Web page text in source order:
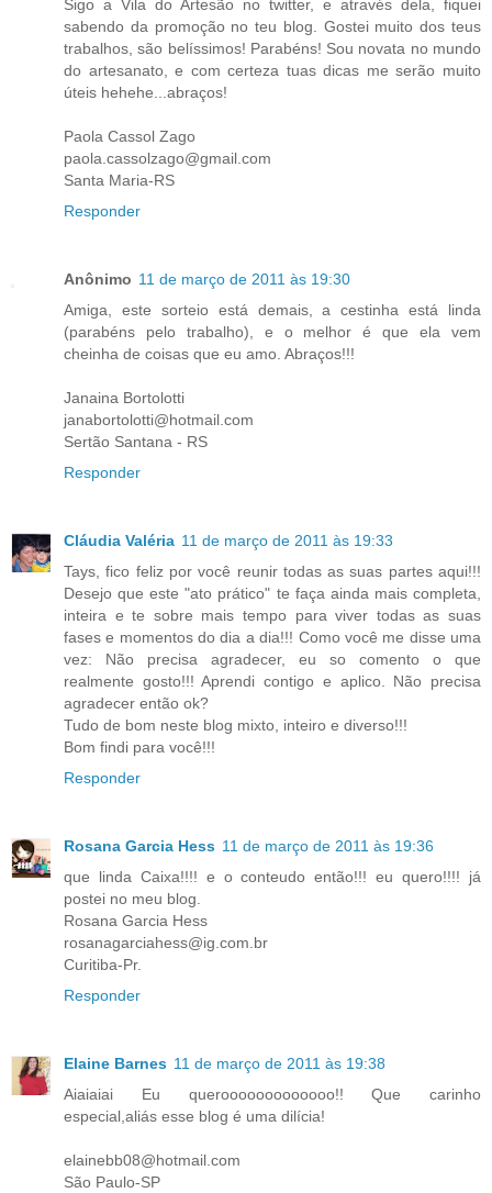
Sigo a Vila do Artesão no twitter, e através dela, fiquei
sabendo da promoção no teu blog. Gostei muito dos teus
trabalhos, são belíssimos! Parabéns! Sou novata no mundo
do artesanato, e com certeza tuas dicas me serão muito
úteis hehehe...abraços!
Paola Cassol Zago
paola.cassolzago@gmail.com
Santa Maria-RS
Responder
Anônimo 11 de março de 2011 às 19:30
Amiga, este sorteio está demais, a cestinha está linda
(parabéns pelo trabalho), e o melhor é que ela vem
cheinha de coisas que eu amo. Abraços!!!
Janaina Bortolotti
janabortolotti@hotmail.com
Sertão Santana - RS
Responder
Cláudia Valéria 11 de março de 2011 às 19:33
Tays, fico feliz por você reunir todas as suas partes aqui!!!
Desejo que este "ato prático" te faça ainda mais completa,
inteira e te sobre mais tempo para viver todas as suas
fases e momentos do dia a dia!!! Como você me disse uma
vez: Não precisa agradecer, eu so comento o que
realmente gosto!!! Aprendi contigo e aplico. Não precisa
agradecer então ok?
Tudo de bom neste blog mixto, inteiro e diverso!!!
Bom findi para você!!!
Responder
Rosana Garcia Hess 11 de março de 2011 às 19:36
que linda Caixa!!!! e o conteudo então!!! eu quero!!!! já
postei no meu blog.
Rosana Garcia Hess
rosanagarciahess@ig.com.br
Curitiba-Pr.
Responder
Elaine Barnes 11 de março de 2011 às 19:38
Aiaiaiai Eu querooooooooooooo!! Que carinho
especial,aliás esse blog é uma dilícia!
elainebb08@hotmail.com
São Paulo-SP